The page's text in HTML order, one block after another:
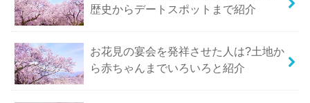
歴史からデートスポットまで紹介
お花見の宴会を発祥させた人は?土地か
ら赤ちゃんまでいろいろと紹介